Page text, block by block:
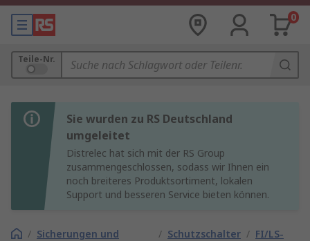
0
Teile-Nr.
Sie wurden zu RS Deutschland
umgeleitet
Distrelec hat sich mit der RS Group
zusammengeschlossen, sodass wir Ihnen ein
noch breiteres Produktsortiment, lokalen
Support und besseren Service bieten können.
/ Sicherungen und
/ Schutzschalter / FI/LS-